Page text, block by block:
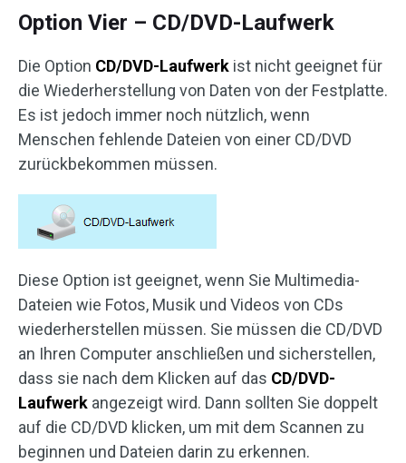
Option Vier – CD/DVD-Laufwerk
Die Option CD/DVD-Laufwerk ist nicht geeignet für
die Wiederherstellung von Daten von der Festplatte.
Es ist jedoch immer noch nützlich, wenn
Menschen fehlende Dateien von einer CD/DVD
zurückbekommen müssen.
Diese Option ist geeignet, wenn Sie Multimedia-
Dateien wie Fotos, Musik und Videos von CDs
wiederherstellen müssen. Sie müssen die CD/DVD
an Ihren Computer anschließen und sicherstellen,
dass sie nach dem Klicken auf das CD/DVD-
Laufwerk angezeigt wird. Dann sollten Sie doppelt
auf die CD/DVD klicken, um mit dem Scannen zu
beginnen und Dateien darin zu erkennen.